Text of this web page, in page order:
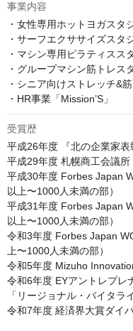
事業内容
・女性専用ホットヨガスタ
・サーフエクササイズスタ
・マシン専用ピラティスス
・グループマシン筋トレス
・シニア向けストレッチ&
受賞歴
平成26年度 『北の企業家表
平成29年度 札幌商工会議
平成30年度 Forbes Japan
以上〜1000人未満の部）
平成31年度 Forbes Japan
以上〜1000人未満の部）
令和3年度 Forbes Japan
上〜1000人未満の部）
令和5年度 Mizuho
令和6年度 EYアントレプレ
「リージョナル・バイタ
令和7年度 経済界大賞ダイ